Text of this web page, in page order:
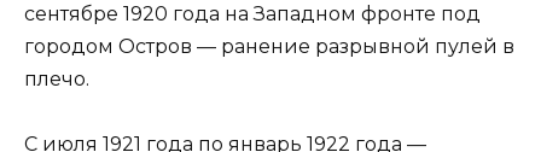
сентябре 1920 года на Западном фронте под
городом Остров — ранение разрывной пулей в
плечо.
С июля 1921 года по январь 1922 года —